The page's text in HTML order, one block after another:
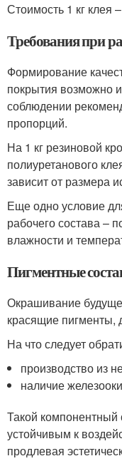
Стоимость 1 кг клея
Требования при
Формирование
покрытия возможно
соблюдении
пропорций.
На 1 кг резиновой
полиуретанового
зависит от размера
Еще одно условие
рабочего состава –
влажности и
Пигментные
Окрашивание
красящие пигменты,
На что следует
производство из
наличие
Такой компонентный
устойчивым к
продлевая